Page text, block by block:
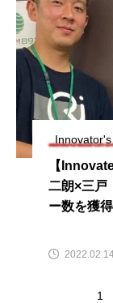
Innovator's
【
二朗×三
ー数を獲
1